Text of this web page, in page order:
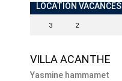
INDISPONIBLE
LOCATION VACANCES
3 2
VILLA ACANTHE
Yasmine hammamet